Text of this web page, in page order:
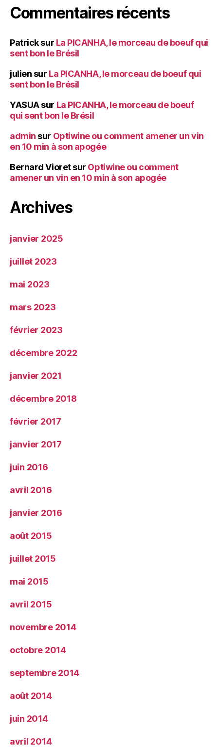
Commentaires récents
Patricksur La PICANHA, le morceau de boeuf qui
sent bon le Brésil
julien sur La PICANHA, le morceau de boeuf qui
sent bon le Brésil
YASUAsur La PICANHA, le morceau de boeuf
qui sent bon le Brésil
admin sur Optiwine ou comment amener un vin
en 10 min à son apogée
Bernard Vioretsur Optiwine ou comment
amener un vin en 10 min à son apogée
Archives
janvier 2025
juillet 2023
mai 2023
mars 2023
février 2023
décembre 2022
janvier 2021
décembre 2018
février 2017
janvier 2017
juin 2016
avril 2016
janvier 2016
août 2015
juillet 2015
mai 2015
avril 2015
novembre 2014
octobre 2014
septembre 2014
août 2014
juin 2014
avril 2014